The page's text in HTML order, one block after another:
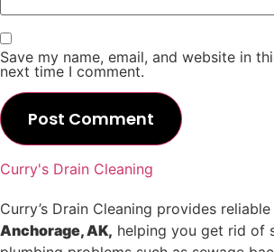
Save my name, email, and website in
next time I comment.
Curry's Drain Cleaning
Curry’s Drain Cleaning provides reliable
Anchorage, AK, helping you get rid of